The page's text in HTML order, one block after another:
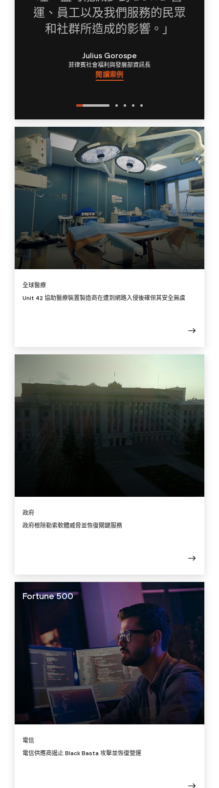
運、員工以及我們服務的民眾
和社群所造成的影響。」
Julius Gorospe
菲律賓社會福利與發展部資訊長
閱讀案例
全球醫療
Unit 42 協助醫療裝置製造商在遭到網路入侵後確保其安全無虞
政府
政府根除勒索軟體威脅並恢復關鍵服務
Fortune 500
電信
電信供應商遏止 Black Basta 攻擊並恢復營運